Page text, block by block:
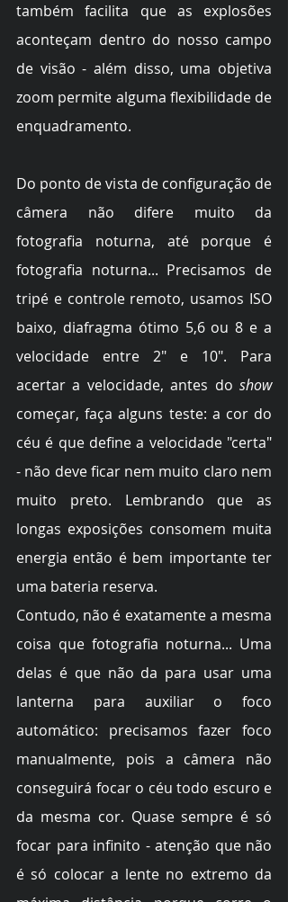
também facilita que as explosões
aconteçam dentro do nosso campo
de visão - além disso, uma objetiva
zoom permite alguma flexibilidade de
enquadramento.
Do ponto de vista de configuração de
câmera não difere muito da
fotografia noturna, até porque é
fotografia noturna... Precisamos de
tripé e controle remoto, usamos ISO
baixo, diafragma ótimo 5,6 ou 8 e a
velocidade entre 2" e 10". Para
acertar a velocidade, antes do show
começar, faça alguns teste: a cor do
céu é que define a velocidade "certa"
- não deve ficar nem muito claro nem
muito preto. Lembrando que as
longas exposições consomem muita
energia então é bem importante ter
uma bateria reserva.
Contudo, não é exatamente a mesma
coisa que fotografia noturna... Uma
delas é que não da para usar uma
lanterna para auxiliar o foco
automático: precisamos fazer foco
manualmente, pois a câmera não
conseguirá focar o céu todo escuro e
da mesma cor. Quase sempre é só
focar para infinito - atenção que não
é só colocar a lente no extremo da